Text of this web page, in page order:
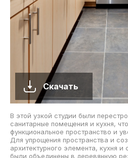
Скачать
В этой узкой студии были
санитарные помещения и кухня,
функциональное пространство и
Для упрощения пространства и
архитектурного элемента, кухня
были объединены в деревянную